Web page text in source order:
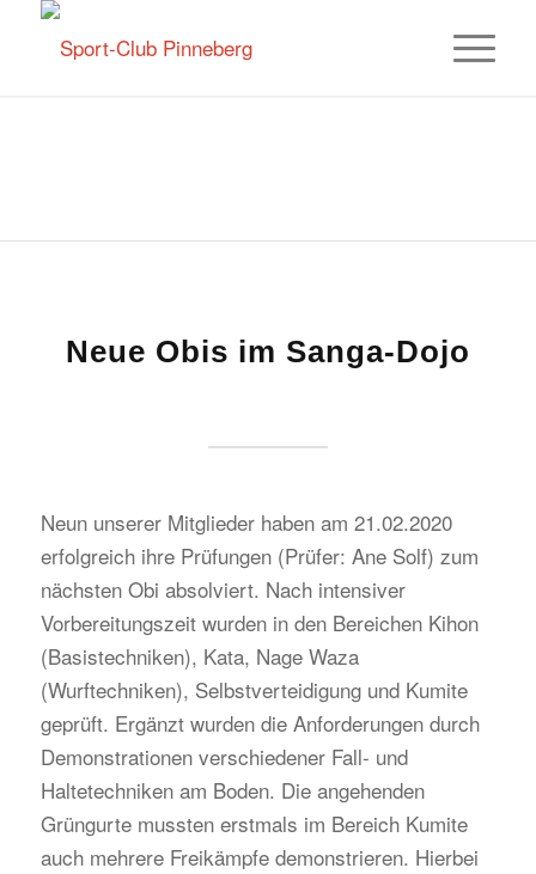
Neue Obis im Sanga-Dojo
Neun unserer Mitglieder haben am 21.02.2020
erfolgreich ihre Prüfungen (Prüfer: Ane Solf) zum
nächsten Obi absolviert. Nach intensiver
Vorbereitungszeit wurden in den Bereichen Kihon
(Basistechniken), Kata, Nage Waza
(Wurftechniken), Selbstverteidigung und Kumite
geprüft. Ergänzt wurden die Anforderungen durch
Demonstrationen verschiedener Fall- und
Haltetechniken am Boden. Die angehenden
Grüngurte mussten erstmals im Bereich Kumite
auch mehrere Freikämpfe demonstrieren. Hierbei